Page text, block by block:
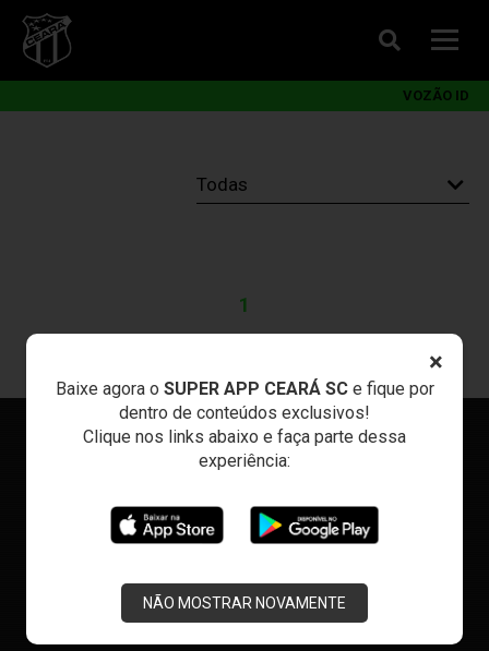
×
Baixe agora o SUPER APP CEARÁ SCe fique por
dentro de conteúdos exclusivos!
Clique nos links abaixo e faça parte dessa
experiência:
NÃO MOSTRAR NOVAMENTE
VOZÃO ID
1